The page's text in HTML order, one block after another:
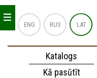
ENG RUS LAT
Katalogs
Kā pasūtīt
_
_
_